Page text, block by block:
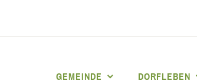
GEMEINDE DORFLEBEN